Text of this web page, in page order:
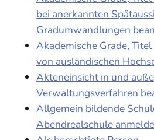
bei anerkannten
Gradumwandlungen
Akademische Grade,
von ausländischen
Akteneinsicht in und
Verwaltungsverfahren
Allgemein bildende
Abendrealschule